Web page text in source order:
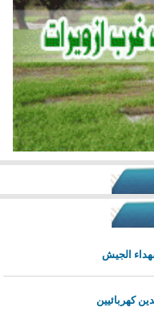
الجيش
كهربائيين